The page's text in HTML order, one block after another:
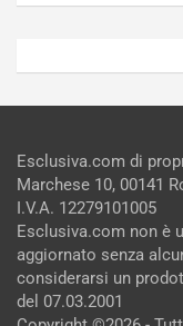
Esclusiva.com di
Marchese 10, 00141
I.V.A. 12279101005
Esclusiva.com non è
aggiornato senza
considerarsi un
del 07.03.2001